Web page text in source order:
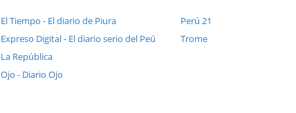
El Tiempo - El diario de Piura
Expreso Digital - El diario serio del Peú
La República
Ojo - Diario Ojo
Perú 21
Trome